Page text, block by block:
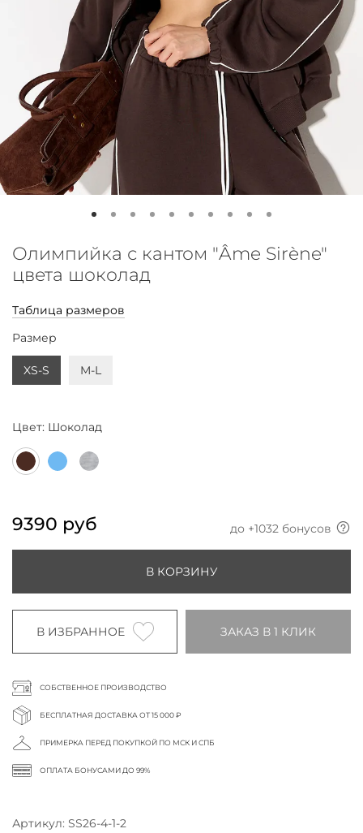
Олимпийка с кантом "Âme Sirène"
цвета шоколад
Таблица размеров
Размер
XS-S M-L
Цвет: Шоколад
9390 руб до +1032 бонусов
В КОРЗИНУ
В ИЗБРАННОЕ ЗАКАЗ В 1 КЛИК
СОБСТВЕННОЕ ПРОИЗВОДСТВО
БЕСПЛАТНАЯ ДОСТАВКА ОТ 15 000 ₽
ПРИМЕРКА ПЕРЕД ПОКУПКОЙ ПО МСК И СПБ
ОПЛАТА БОНУСАМИ ДО 99%
Артикул: SS26-4-1-2